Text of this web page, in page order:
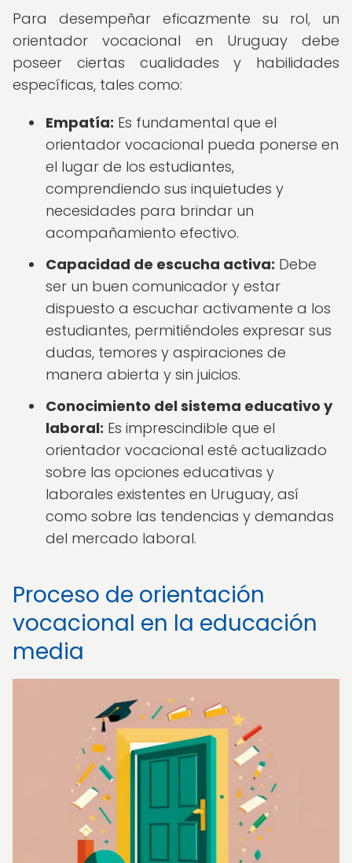
Para desempeñar eficazmente su rol, un
orientador vocacional en Uruguay debe
poseer ciertas cualidades y habilidades
específicas, tales como:
Empatía: Es fundamental que el
orientador vocacional pueda ponerse en
el lugar de los estudiantes,
comprendiendo sus inquietudes y
necesidades para brindar un
acompañamiento efectivo.
Capacidad de escucha activa: Debe
ser un buen comunicador y estar
dispuesto a escuchar activamente a los
estudiantes, permitiéndoles expresar sus
dudas, temores y aspiraciones de
manera abierta y sin juicios.
Conocimiento del sistema educativo y
laboral: Es imprescindible que el
orientador vocacional esté actualizado
sobre las opciones educativas y
laborales existentes en Uruguay, así
como sobre las tendencias y demandas
del mercado laboral.
Proceso de orientación
vocacional en la educación
media